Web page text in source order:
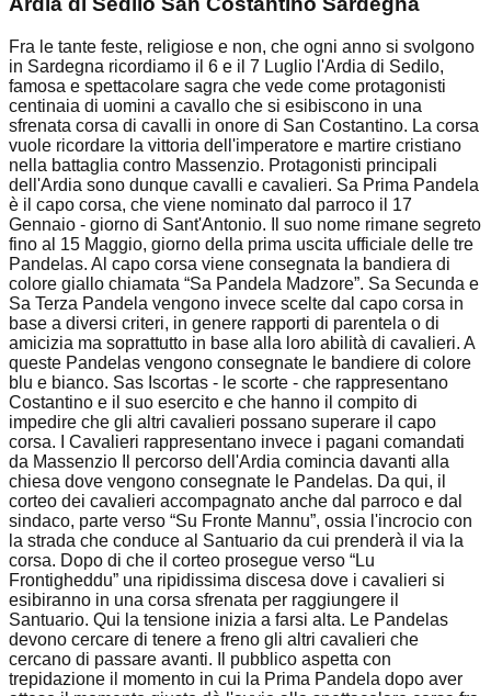
Fra le tante feste, religiose e non, che ogni anno si svolgono
in Sardegna ricordiamo il 6 e il 7 Luglio l'Ardia di Sedilo,
famosa e spettacolare sagra che vede come protagonisti
centinaia di uomini a cavallo che si esibiscono in una
sfrenata corsa di cavalli in onore di San Costantino. La corsa
vuole ricordare la vittoria dell'imperatore e martire cristiano
nella battaglia contro Massenzio. Protagonisti principali
dell'Ardia sono dunque cavalli e cavalieri. Sa Prima Pandela
è il capo corsa, che viene nominato dal parroco il 17
Gennaio - giorno di Sant'Antonio. Il suo nome rimane segreto
fino al 15 Maggio, giorno della prima uscita ufficiale delle tre
Pandelas. Al capo corsa viene consegnata la bandiera di
colore giallo chiamata “Sa Pandela Madzore”. Sa Secunda e
Sa Terza Pandela vengono invece scelte dal capo corsa in
base a diversi criteri, in genere rapporti di parentela o di
amicizia ma soprattutto in base alla loro abilità di cavalieri. A
queste Pandelas vengono consegnate le bandiere di colore
blu e bianco. Sas Iscortas - le scorte - che rappresentano
Costantino e il suo esercito e che hanno il compito di
impedire che gli altri cavalieri possano superare il capo
corsa. I Cavalieri rappresentano invece i pagani comandati
da Massenzio Il percorso dell'Ardia comincia davanti alla
chiesa dove vengono consegnate le Pandelas. Da qui, il
corteo dei cavalieri accompagnato anche dal parroco e dal
sindaco, parte verso “Su Fronte Mannu”, ossia l'incrocio con
la strada che conduce al Santuario da cui prenderà il via la
corsa. Dopo di che il corteo prosegue verso “Lu
Frontigheddu” una ripidissima discesa dove i cavalieri si
esibiranno in una corsa sfrenata per raggiungere il
Santuario. Qui la tensione inizia a farsi alta. Le Pandelas
devono cercare di tenere a freno gli altri cavalieri che
cercano di passare avanti. Il pubblico aspetta con
trepidazione il momento in cui la Prima Pandela dopo aver